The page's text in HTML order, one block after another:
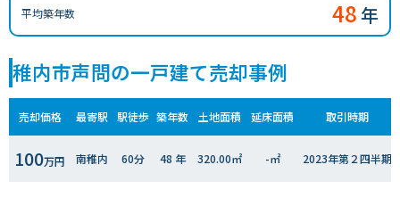
平均築年数 48年
稚内市声問の一戸建て売却事例
売却価格 最寄駅 駅徒歩 築年数 土地面積 延床面積 取引時期
100万円 南稚内 60分 48 年 320.00㎡ -㎡ 2023年第２四半期